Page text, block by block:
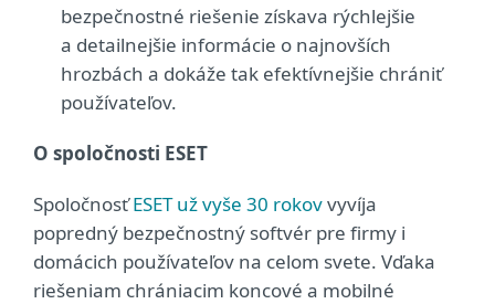
bezpečnostné riešenie získava rýchlejšie
a detailnejšie informácie o najnovších
hrozbách a dokáže tak efektívnejšie chrániť
používateľov.
O spoločnosti ESET
SpoločnosťESET už vyše 30 rokovvyvíja
popredný bezpečnostný softvér pre firmy i
domácich používateľov na celom svete. Vďaka
riešeniam chrániacim koncové a mobilné